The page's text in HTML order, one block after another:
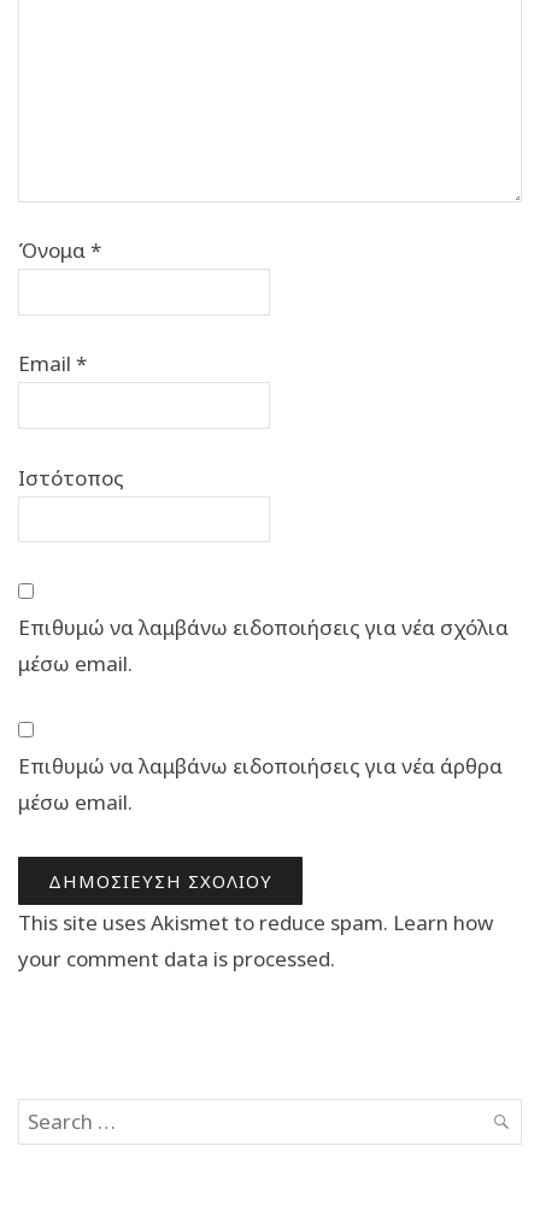
Όνομα*
Email *
Ιστότοπος
Επιθυμώ να λαμβάνω ειδοποιήσεις για νέα σχόλια
μέσω email.
Επιθυμώ να λαμβάνω ειδοποιήσεις για νέα άρθρα
μέσω email.
This site uses Akismet to reduce spam. Learn how
your comment data is processed.
Search
for: